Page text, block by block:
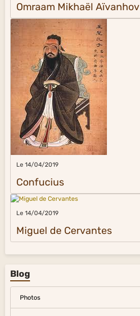
Omraam Mikhaël Aïvanhov
Le 14/04/2019
Confucius
Le 14/04/2019
Miguel de Cervantes
Blog
Photos